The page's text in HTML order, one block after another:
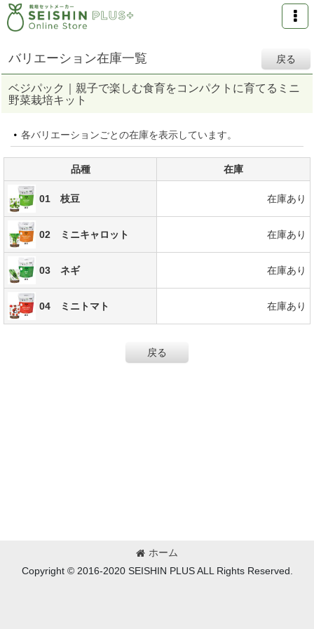
バリエーション在庫一覧 戻る
ベジパック｜親子で楽しむ食育をコンパクトに育てるミニ
野菜栽培キット
各バリエーションごとの在庫を表示しています。
品種 在庫
01 枝豆 在庫あり
02 ミニキャロット 在庫あり
03 ネギ 在庫あり
04 ミニトマト 在庫あり
戻る
ホーム
Copyright © 2016-2020 SEISHIN PLUS ALL Rights Reserved.